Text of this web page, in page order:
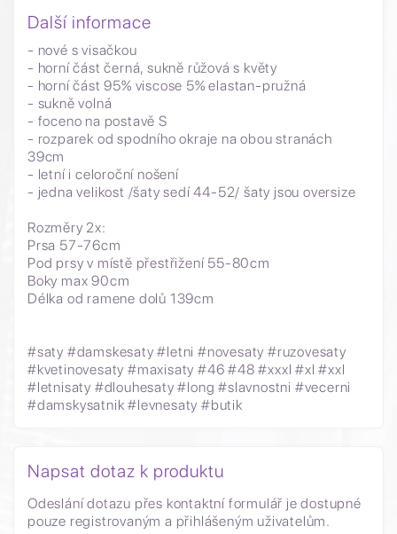
Další informace
- nové s visačkou
- horní část černá, sukně růžová s květy
- horní část 95% viscose 5% elastan-pružná
- sukně volná
- foceno na postavě S
- rozparek od spodního okraje na obou stranách
39cm
- letní i celoroční nošení
- jedna velikost /šaty sedí 44-52/ šaty jsou oversize
Rozměry 2x:
Prsa 57-76cm
Pod prsy v místě přestřižení 55-80cm
Boky max 90cm
Délka od ramene dolů 139cm
#saty #damskesaty #letni #novesaty #ruzovesaty
#kvetinovesaty #maxisaty #46 #48 #xxxl #xl #xxl
#letnisaty #dlouhesaty #long #slavnostni #vecerni
#damskysatnik #levnesaty #butik
Napsat dotaz k produktu
Odeslání dotazu přes kontaktní formulář je dostupné
pouze registrovaným a přihlášeným uživatelům.